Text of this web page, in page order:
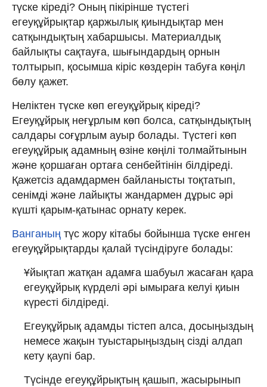
түске кіреді? Оның пікірінше түстегі
егеуқұйрықтар қаржылық қиындықтар мен
сатқындықтың хабаршысы. Материалдық
байлықты сақтауға, шығындардың орнын
толтырып, қосымша кіріс көздерін табуға көңіл
бөлу қажет.
Неліктен түске көп егеуқұйрық кіреді?
Егеуқұйрық неғұрлым көп болса, сатқындықтың
салдары соғұрлым ауыр болады. Түстегі көп
егеуқұйрық адамның өзіне көңілі толмайтынын
және қоршаған ортаға сенбейтінін білдіреді.
Қажетсіз адамдармен байланысты тоқтатып,
сенімді және лайықты жандармен дұрыс әрі
күшті қарым-қатынас орнату керек.
Ванганың түс жору кітабы бойынша түске енген
егеуқұйрықтарды қалай түсіндіруге болады:
Ұйықтап жатқан адамға шабуыл жасаған қара
егеуқұйрық күрделі әрі ымыраға келуі қиын
күресті білдіреді.
Егеуқұйрық адамды тістеп алса, досыңыздың
немесе жақын туыстарыңыздың сізді алдап
кету қаупі бар.
Түсінде егеуқұйрықтың қашып, жасырынып